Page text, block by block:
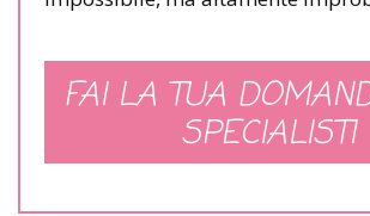
FAI LA TUA
SPECIALISTI